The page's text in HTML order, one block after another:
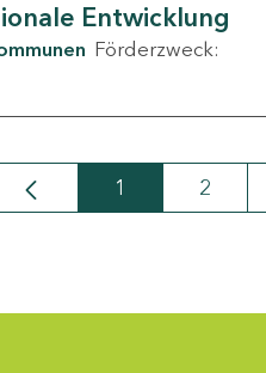
Entwicklung
Förderzweck:
Seite
1 Seite
2